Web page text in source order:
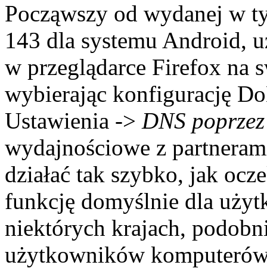
Począwszy od wydanej w
143 dla systemu Android,
w przeglądarce Firefox na
wybierając konfigurację
Ustawienia -> DNS
wydajnościowe z
działać tak szybko, jak
funkcję domyślnie dla
niektórych krajach,
użytkowników